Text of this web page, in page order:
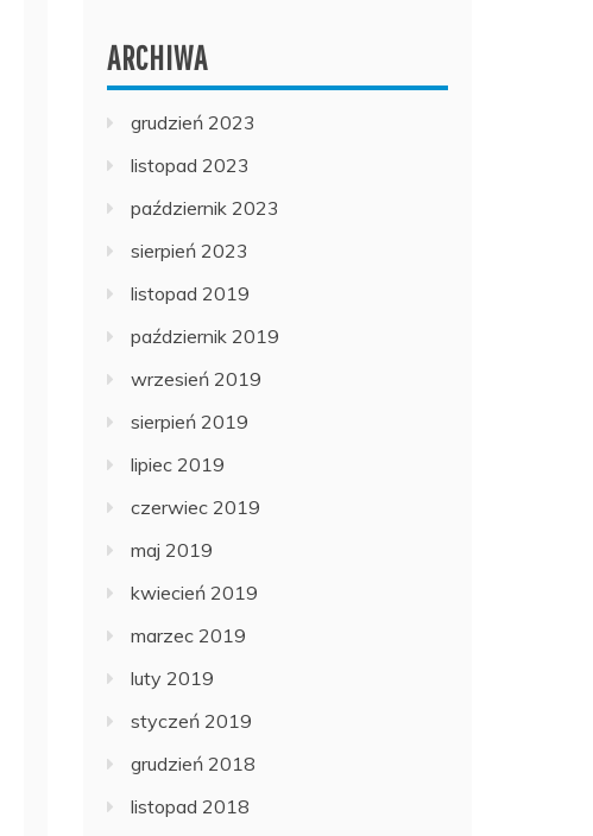
ARCHIWA
grudzień 2023
listopad 2023
październik 2023
sierpień 2023
listopad 2019
październik 2019
wrzesień 2019
sierpień 2019
lipiec 2019
czerwiec 2019
maj 2019
kwiecień 2019
marzec 2019
luty 2019
styczeń 2019
grudzień 2018
listopad 2018